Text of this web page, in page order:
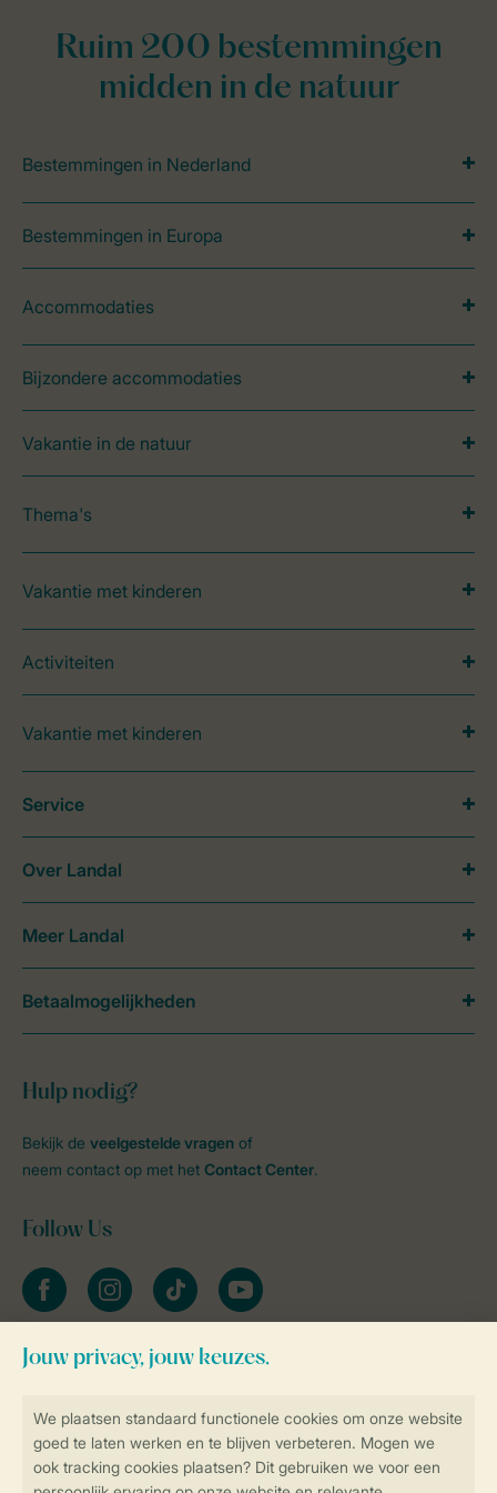
Veilig en snel online boeken
Ruim 200 bestemmingen
midden in de natuur
Bestemmingen in Nederland
Bestemmingen in Europa
Accommodaties
Bijzondere accommodaties
Vakantie in de natuur
Thema's
Vakantie met kinderen
Activiteiten
Vakantie met kinderen
Hulp nodig?
Bekijk de veelgestelde vragen of
neem contact op met het Contact Center.
Follow Us
facebookinstagramtiktok youtube
Blijf op de hoogte
Service
Over Landal
Meer Landal
Betaalmogelijkheden